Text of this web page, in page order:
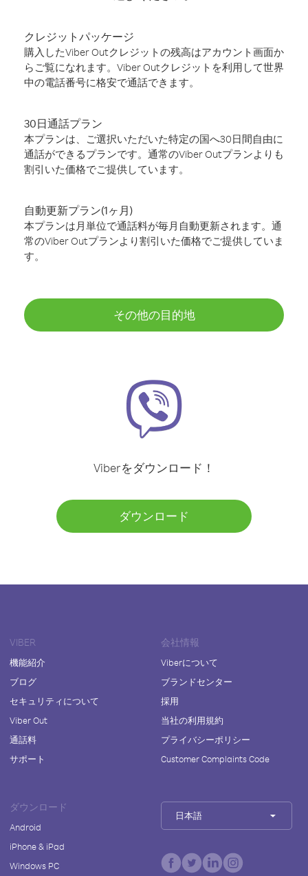
クレジットパッケージ
購入したViber Outクレジットの残高はアカウント画面か
らご覧になれます。Viber Outクレジットを利用して世界
中の電話番号に格安で通話できます。
30日通話プラン
本プランは、ご選択いただいた特定の国へ30日間自由に
通話ができるプランです。通常のViber Outプランよりも
割引いた価格でご提供しています。
自動更新プラン(1ヶ月)
本プランは月単位で通話料が毎月自動更新されます。通
常のViber Outプランより割引いた価格でご提供していま
す。
その他の目的地
Viberをダウンロード！
ダウンロード
VIBER
機能紹介
ブログ
セキュリティについて
Viber Out
通話料
サポート
会社情報
Viberについて
ブランドセンター
採用
当社の利用規約
プライバシーポリシー
Customer Complaints Code
ダウンロード
Android
iPhone & iPad
Windows PC
日本語